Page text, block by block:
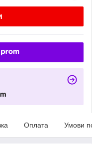
Оплата Умови